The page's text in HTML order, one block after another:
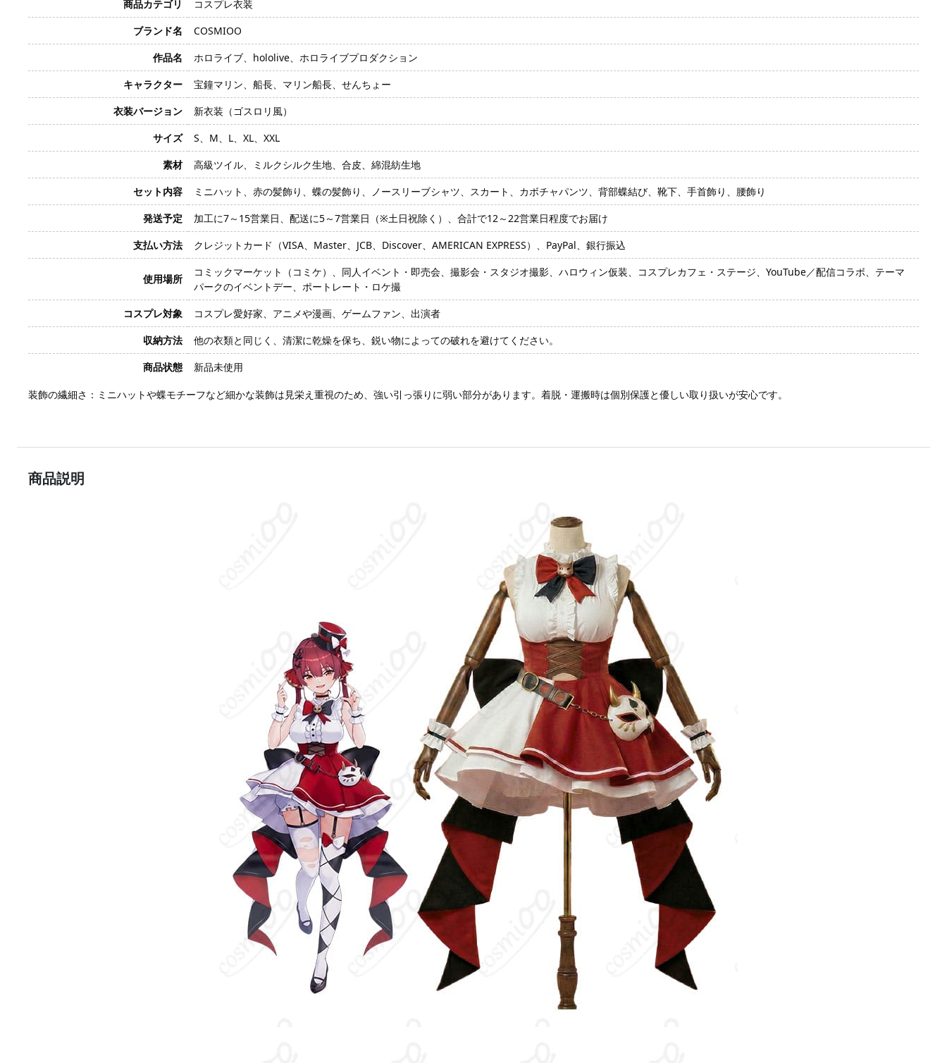
商品カテゴリ
コスプレ衣装
ブランド名
COSMIOO
作品名
ホロライブ、hololive、ホロライブプロダクション
キャラクター
宝鐘マリン、船長、マリン船長、せんちょー
衣装バージョン
新衣装（ゴスロリ風）
サイズ
S、M、L、XL、XXL
素材
高級ツイル、ミルクシルク生地、合皮、綿混紡生地
セット内容
ミニハット、赤の髪飾り、蝶の髪飾り、ノースリーブシャツ、スカート、カボチャパンツ、背部蝶結び、靴下、手首飾り、腰飾り
発送予定
加工に7～15営業日、配送に5～7営業日（※土日祝除く）、合計で12～22営業日程度でお届け
支払い方法
クレジットカード（VISA、Master、JCB、Discover、AMERICAN EXPRESS）、PayPal、銀行振込
使用場所
コミックマーケット（コミケ）、同人イベント・即売会、撮影会・スタジオ撮影、ハロウィン仮装、コスプレカフェ・ステージ、YouTube／配信コラボ、テーマ
パークのイベントデー、ポートレート・ロケ撮
コスプレ対象
コスプレ愛好家、アニメや漫画、ゲームファン、出演者
収納方法
他の衣類と同じく、清潔に乾燥を保ち、鋭い物によっての破れを避けてください。
商品状態
新品未使用
装飾の繊細さ：ミニハットや蝶モチーフなど細かな装飾は見栄え重視のため、強い引っ張りに弱い部分があります。着脱・運搬時は個別保護と優しい取り扱いが安心です。
商品説明